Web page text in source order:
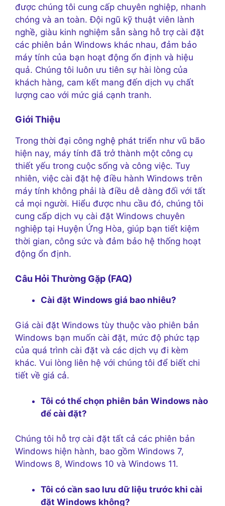
được chúng tôi cung cấp chuyên nghiệp, nhanh
chóng và an toàn. Đội ngũ kỹ thuật viên lành
nghề, giàu kinh nghiệm sẵn sàng hỗ trợ cài đặt
các phiên bản Windows khác nhau, đảm bảo
máy tính của bạn hoạt động ổn định và hiệu
quả. Chúng tôi luôn ưu tiên sự hài lòng của
khách hàng, cam kết mang đến dịch vụ chất
lượng cao với mức giá cạnh tranh.
Giới Thiệu
Trong thời đại công nghệ phát triển như vũ bão
hiện nay, máy tính đã trở thành một công cụ
thiết yếu trong cuộc sống và công việc. Tuy
nhiên, việc cài đặt hệ điều hành Windows trên
máy tính không phải là điều dễ dàng đối với tất
cả mọi người. Hiểu được nhu cầu đó, chúng tôi
cung cấp dịch vụ cài đặt Windows chuyên
nghiệp tại Huyện Ứng Hòa, giúp bạn tiết kiệm
thời gian, công sức và đảm bảo hệ thống hoạt
động ổn định.
Câu Hỏi Thường Gặp (FAQ)
Cài đặt Windows giá bao nhiêu?
Giá cài đặt Windows tùy thuộc vào phiên bản
Windows bạn muốn cài đặt, mức độ phức tạp
của quá trình cài đặt và các dịch vụ đi kèm
khác. Vui lòng liên hệ với chúng tôi để biết chi
tiết về giá cả.
Tôi có thể chọn phiên bản Windows nào
để cài đặt?
Chúng tôi hỗ trợ cài đặt tất cả các phiên bản
Windows hiện hành, bao gồm Windows 7,
Windows 8, Windows 10 và Windows 11.
Tôi có cần sao lưu dữ liệu trước khi cài
đặt Windows không?